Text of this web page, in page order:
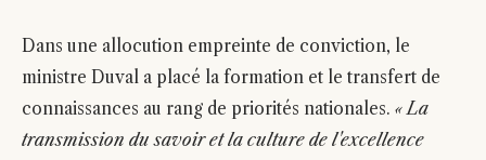
Dans une allocution empreinte de conviction, le
ministre Duval a placé la formation et le transfert de
connaissances au rang de priorités nationales. « La
transmission du savoir et la culture de l'excellence